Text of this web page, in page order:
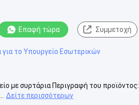
Επαφή τώρα Συμμετοχή
για το Υπουργείο Εσωτερικών
με συρτάρια Περιγραφή του προϊόντος:
Δείτε περισσότερων